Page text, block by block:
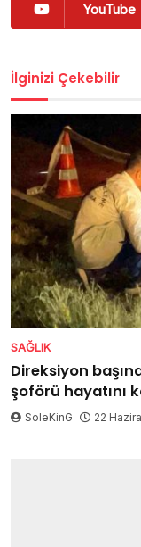
YouTube
İlginizi Çekebilir
SAĞLIK
Direksiyon
şoförü hayatını
SoleKinG 22